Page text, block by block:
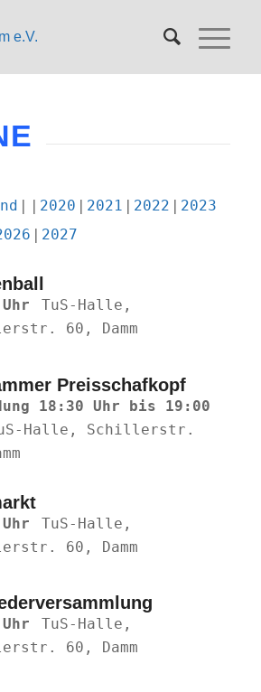
2020 2021 2022
2023
2027
TuS-Halle,
60, Damm
Preisschafkopf
18:30 Uhr bis 19:00
Halle, Schillerstr.
TuS-Halle,
60, Damm
TuS-Halle,
60, Damm